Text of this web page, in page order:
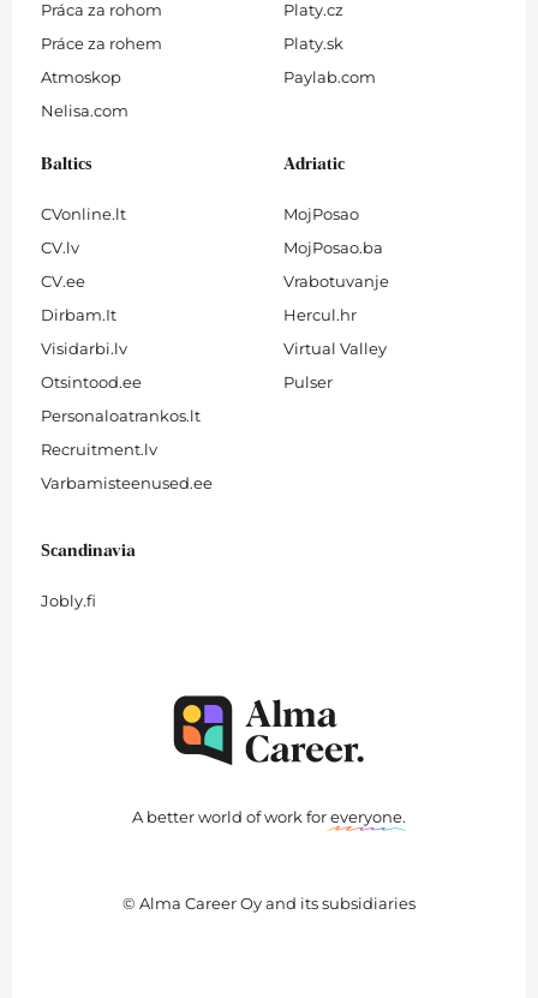
Práca za rohom
Práce za rohem
Atmoskop
Nelisa.com
Platy.cz
Platy.sk
Paylab.com
Baltics
CVonline.lt
CV.lv
CV.ee
Dirbam.It
Visidarbi.lv
Otsintood.ee
Personaloatrankos.lt
Recruitment.lv
Varbamisteenused.ee
Adriatic
MojPosao
MojPosao.ba
Vrabotuvanje
Hercul.hr
Virtual Valley
Pulser
Scandinavia
Jobly.fi
A better world of work foreveryone.
© Alma Career Oy and its subsidiaries